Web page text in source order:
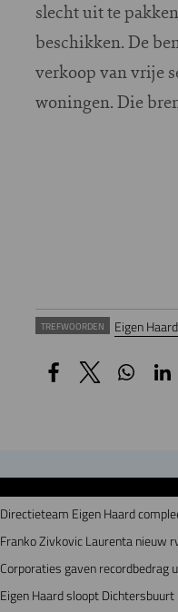
slecht uit te
beschikken. De
verkoop van vrije
woningen. Die
TREFWOORDEN Eigen Haard
Directieteam Eigen Haard
Franko Zivkovic Laurenta nieuw
Corporaties gaven recordbedrag
Eigen Haard sloopt